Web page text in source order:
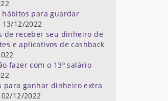
hábitos para guardar
13/12/2022
de receber seu dinheiro de
e aplicativos de cashback
fazer com o 13º salário
para ganhar dinheiro extra
02/12/2022